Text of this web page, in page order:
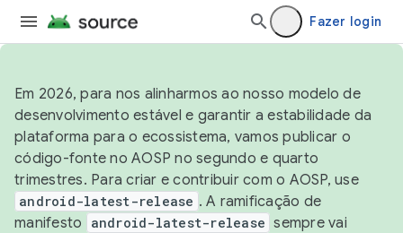
Fazer login
Em 2026, para nos alinharmos ao nosso modelo de
desenvolvimento estável e garantir a estabilidade da
plataforma para o ecossistema, vamos publicar o
código-fonte no AOSP no segundo e quarto
trimestres. Para criar e contribuir com o AOSP, use
android-latest-release . A ramificação de
manifesto
android-latest-release sempre vai